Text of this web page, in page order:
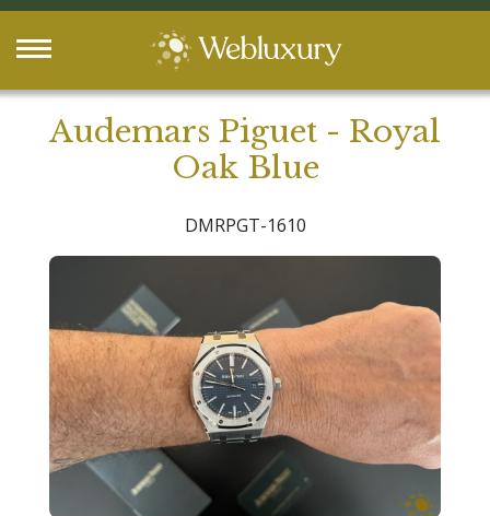
Audemars Piguet - Royal
Oak Blue
DMRPGT-1610